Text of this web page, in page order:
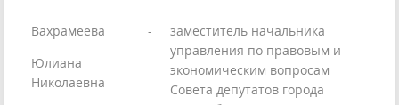
Вахрамеева
Юлиана
Николаевна
-
заместитель начальника
управления по правовым и
экономическим вопросам
Совета депутатов города